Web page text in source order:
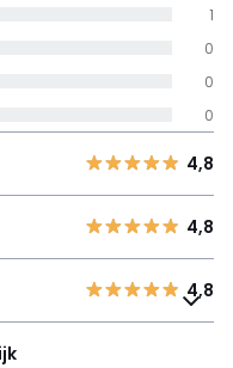
gecertificeerde beoordelingen,
4,8
productmaat
0
0
0
1
4,8
4,8
4,8